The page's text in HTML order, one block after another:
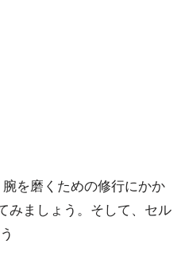
を磨くための修行にかか
みましょう。そして、セル